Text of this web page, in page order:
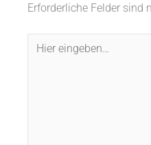
Erforderliche Felder sind
Hier